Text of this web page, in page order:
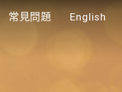
常見問題 English